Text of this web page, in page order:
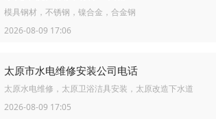
模具钢材，不锈钢，镍合金，合金钢
2026-08-09 17:06
太原市水电维修安装公司电话
太原水电维修，太原卫浴洁具安装，太原改造下水道
2026-08-09 17:05